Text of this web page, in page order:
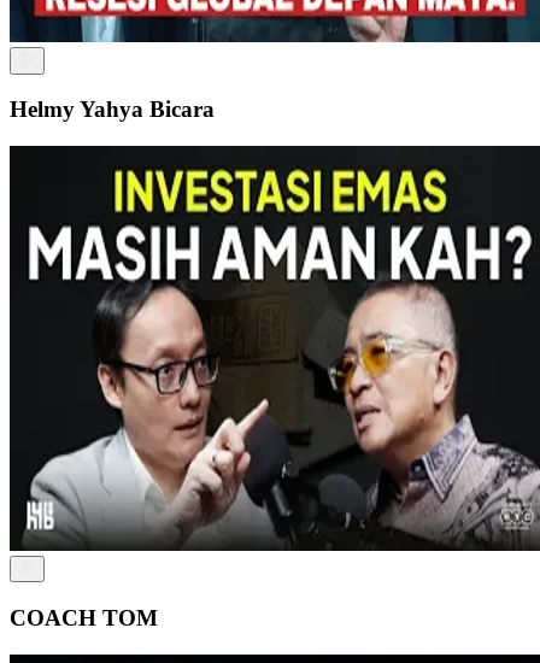
Helmy Yahya Bicara
COACH TOM